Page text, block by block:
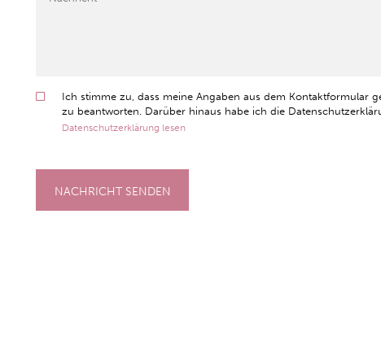
Ich stimme zu, dass meine Angaben aus dem Kontaktformular
zu beantworten. Darüber hinaus habe ich die
Datenschutzerklärung lesen
NACHRICHT SENDEN